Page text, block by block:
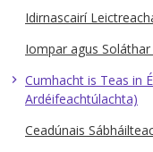
Idirnascairí
Iompar agus
Cumhacht is Teas in
Ardéifeachtúlachta)
Ceadúnais